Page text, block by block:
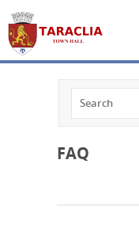
FAQ